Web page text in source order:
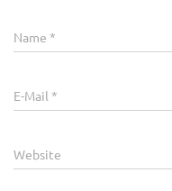
Name *
E-Mail *
Website